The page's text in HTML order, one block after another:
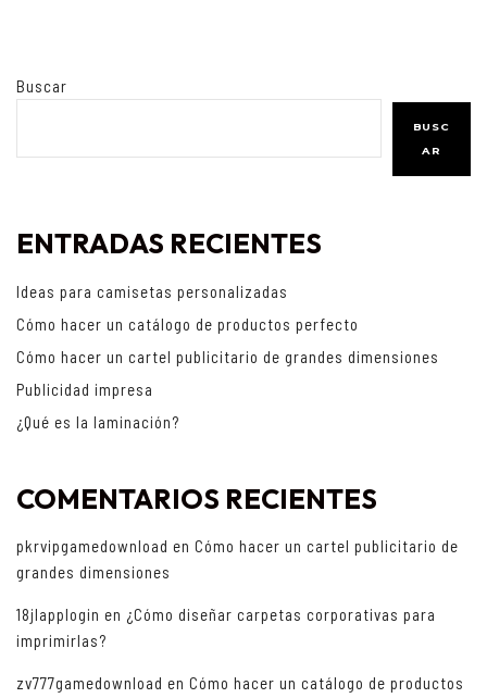
Buscar
BUSC
AR
ENTRADAS RECIENTES
Ideas para camisetas personalizadas
Cómo hacer un catálogo de productos perfecto
Cómo hacer un cartel publicitario de grandes dimensiones
Publicidad impresa
¿Qué es la laminación?
COMENTARIOS RECIENTES
pkrvipgamedownload en Cómo hacer un cartel publicitario de
grandes dimensiones
18jlapplogin en ¿Cómo diseñar carpetas corporativas para
imprimirlas?
zv777gamedownload en Cómo hacer un catálogo de productos